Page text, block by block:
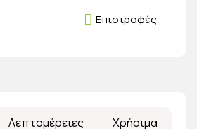
Επιστροφές
Λεπτομέρειες Χρήσιμα